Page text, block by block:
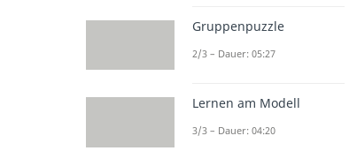
Gruppenpuzzle
2/3 – Dauer: 05:27
Lernen am Modell
3/3 – Dauer: 04:20